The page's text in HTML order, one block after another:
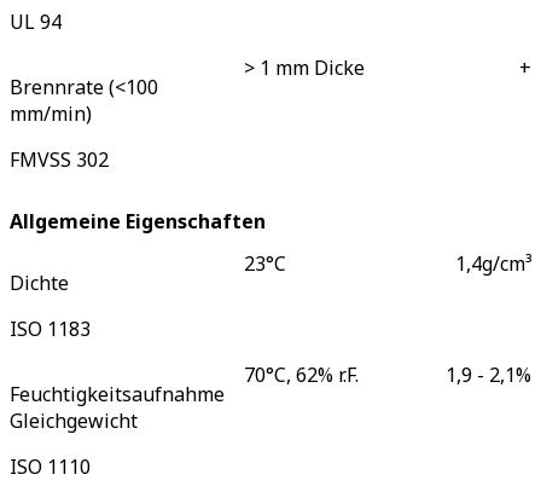
UL 94
Brennrate (<100
mm/min)
FMVSS 302
> 1 mm Dicke +
Allgemeine Eigenschaften
Dichte
ISO 1183
23°C 1,4g/cm³
Feuchtigkeitsaufnahme
Gleichgewicht
ISO 1110
70°C, 62% r.F. 1,9 - 2,1%